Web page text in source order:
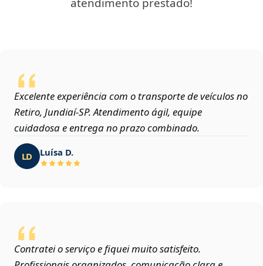
atendimento prestado!
Excelente experiência com o transporte de veículos no
Retiro, Jundiaí‑SP. Atendimento ágil, equipe
cuidadosa e entrega no prazo combinado.
LD Luísa D.
Contratei o serviço e fiquei muito satisfeito.